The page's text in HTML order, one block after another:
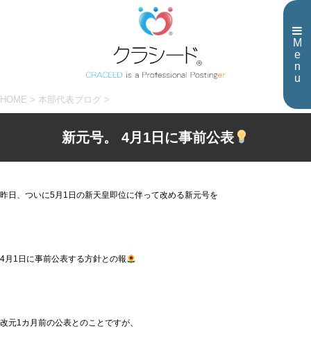
M
e
n
u
HOME > 本部代表ブログ >
新元号。 4月1日に事前公表
昨日、ついに5月1日の新天皇即位に伴って改める新元号を
4月1日に事前公表する方針との報
改元1カ月前の公表とのことですが、